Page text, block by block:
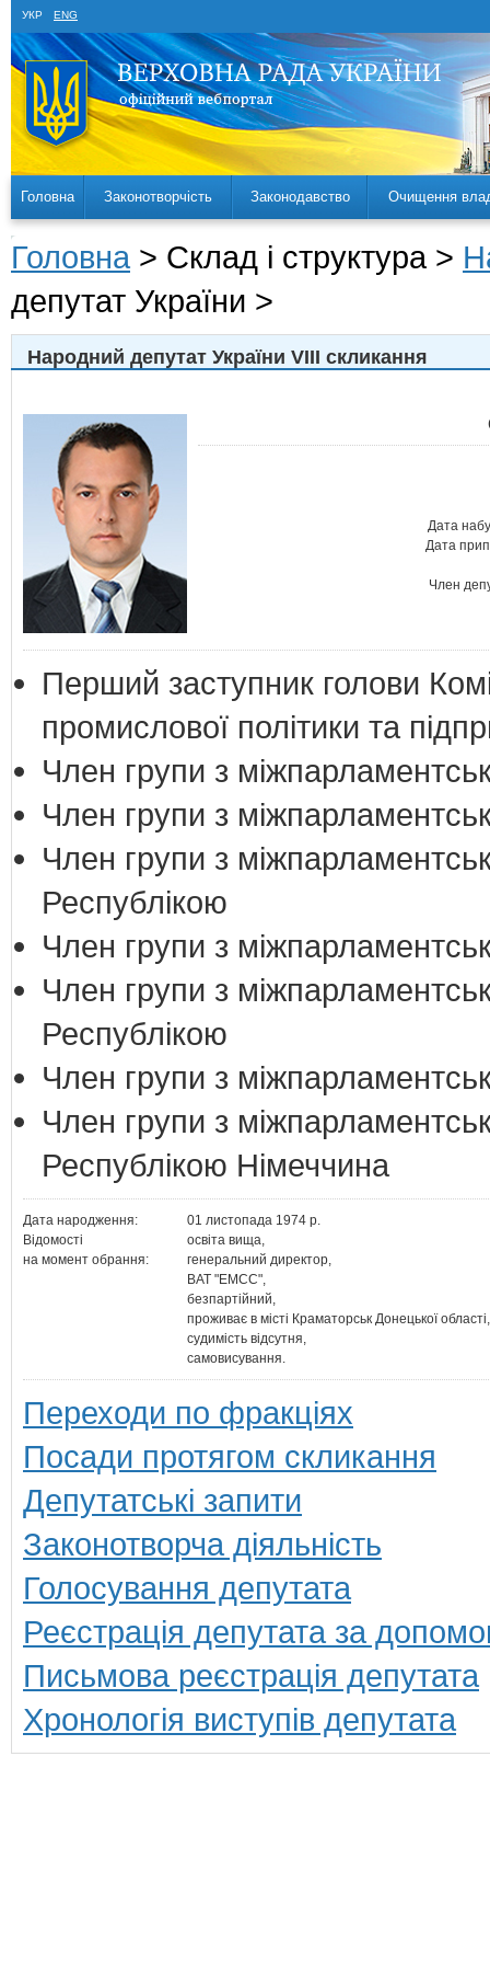
УКР ENG
Головна Законотворчість Законодавство Очищення
Головна > Склад і структура >
депутат України >
Народний депутат України VIII скликання
Дата
Дата
Член
Перший заступник голови
промислової політики та
Член групи з
Член групи з
Член групи з
Республікою
Член групи з
Член групи з
Республікою
Член групи з
Член групи з
Республікою Німеччина
Дата народження:
01 листопада 1974 р.
Відомості
на момент обрання:
освіта вища,
генеральний директор,
ВАТ "ЕМСС",
безпартійний,
проживає в місті Краматорськ Донецької області,
судимість відсутня,
самовисування.
Переходи по фракціях
Посади протягом скликання
Депутатські запити
Законотворча діяльність
Голосування депутата
Реєстрація депутата за
Письмова реєстрація депутата
Хронологія виступів депутата